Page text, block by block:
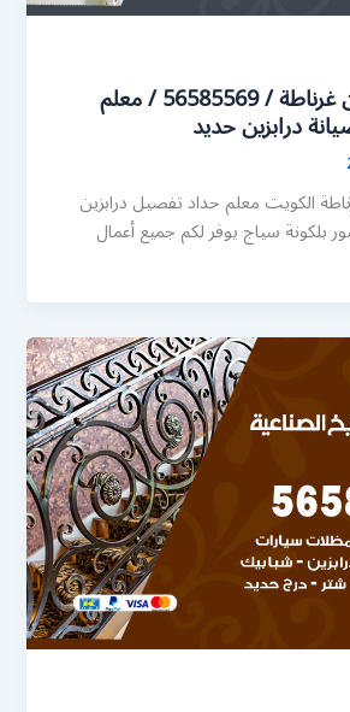
رقم حداد درابزين غرناطة / 56585569 / معلم
درابزين حديد
الكويت معلم حداد تفصيل درابزين
بلكونة سياج يوفر لكم جميع أعمال